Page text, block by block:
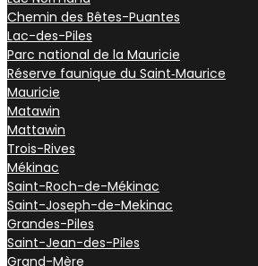
Chemin des Bêtes-Puantes
Lac-des-Piles
Parc national de la Mauricie
Réserve faunique du Saint‑Maurice
Mauricie
Matawin
Mattawin
Trois-Rives
Mékinac
Saint-Roch-de-Mékinac
Saint-Joseph-de-Mekinac
Grandes-Piles
Saint-Jean-des-Piles
Grand-Mère